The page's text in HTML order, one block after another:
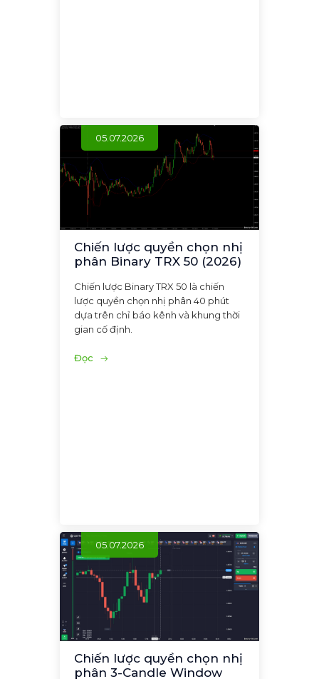
05.07.2026
Chiến lược quyền chọn nhị
phân Binary TRX 50 (2026)
Chiến lược Binary TRX 50 là chiến
lược quyền chọn nhị phân 40 phút
dựa trên chỉ báo kênh và khung thời
gian cố định.
Đọc
05.07.2026
Chiến lược quyền chọn nhị
phân 3-Candle Window